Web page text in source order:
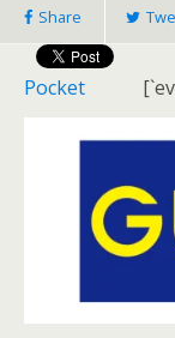
Share
Pocket